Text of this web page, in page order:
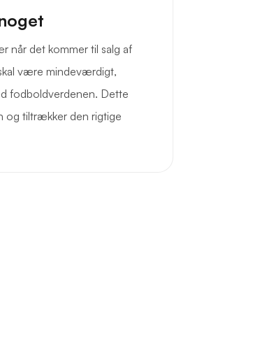
når det kommer til salg af
være mindeværdigt,
fodboldverdenen. Dette
og tiltrækker den rigtige